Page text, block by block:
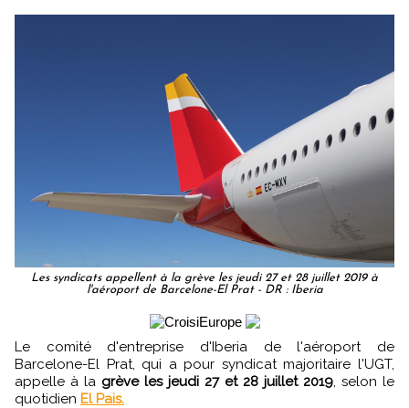
Les syndicats appellent à la grève les jeudi 27 et 28 juillet 2019 à
l'aéroport de Barcelone-El Prat - DR : Iberia
Le comité d'entreprise d'Iberia de l'aéroport de
Barcelone-El Prat, qui a pour syndicat majoritaire l'UGT,
appelle à la grève les jeudi 27 et 28 juillet 2019, selon le
quotidien El Pais.